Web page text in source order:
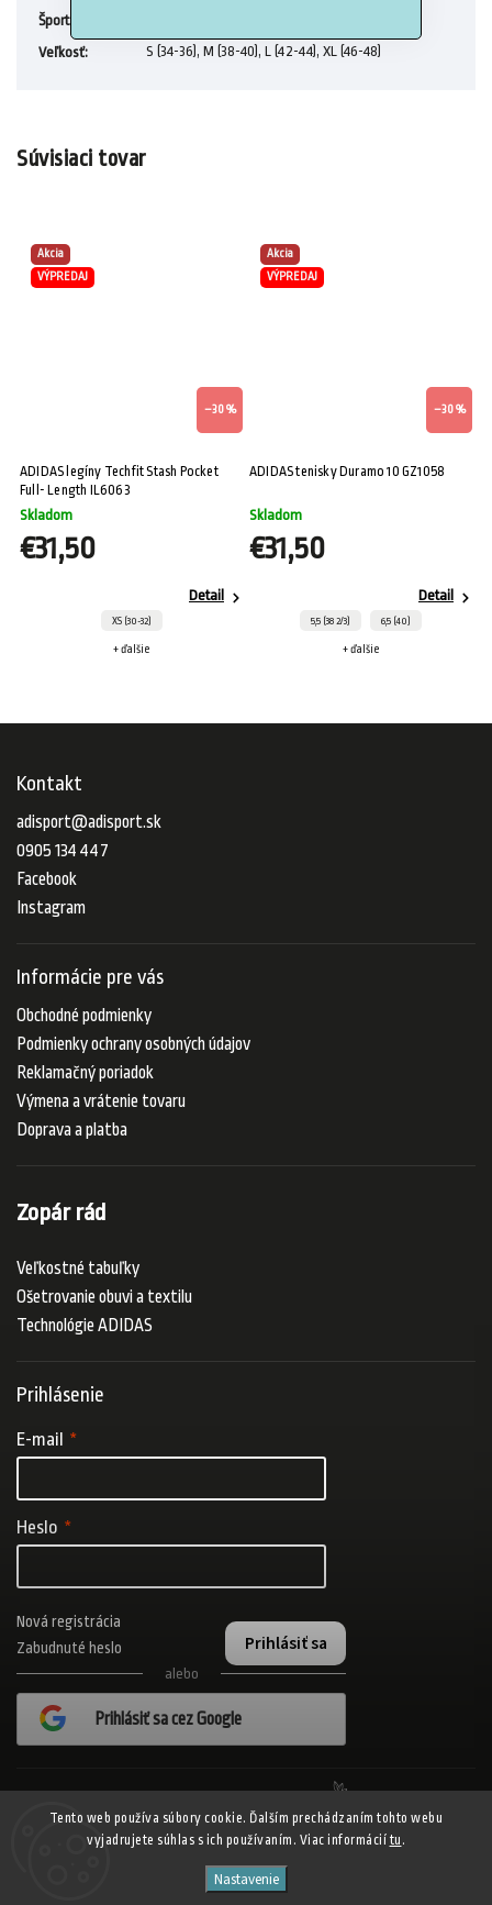
Tento web používa súbory cookie. Ďalším prechádzaním tohto webu
vyjadrujete súhlas s ich používaním. Viac informácií tu .
Nastavenie
Šport:
Veľkosť: S (34-36), M (38-40), L (42-44), XL (46-48)
Súvisiaci tovar
Akcia
VÝPREDAJ
–30 %
ADIDAS legíny Techfit Stash Pocket
Full- Length IL6063
Skladom
€31,50
Detail
XS (30-32)
+ ďalšie
Akcia
VÝPREDAJ
–30 %
ADIDAS tenisky Duramo 10 GZ1058
Skladom
€31,50
Detail
5,5 (38 2/3) 6,5 (40)
+ ďalšie
Kontakt
adisport@adisport.sk
0905 134 447
Facebook
Instagram
Informácie pre vás
Obchodné podmienky
Podmienky ochrany osobných údajov
Reklamačný poriadok
Výmena a vrátenie tovaru
Doprava a platba
Zopár rád
Veľkostné tabuľky
Ošetrovanie obuvi a textilu
Technológie ADIDAS
Prihlásenie
E-mail
Heslo
Prihlásiť sa
Nová registrácia
Zabudnuté heslo
alebo
Prihlásiť sa cez Google
ADISPORT.sk - adidas online športový obchod
práva vyhradené.